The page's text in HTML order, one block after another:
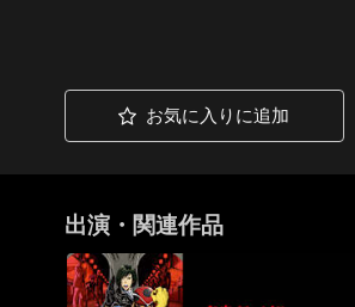
お気に入りに追加
出演・関連作品